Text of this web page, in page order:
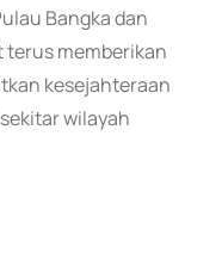
Bangka dan
terus memberikan
kesejahteraan
wilayah